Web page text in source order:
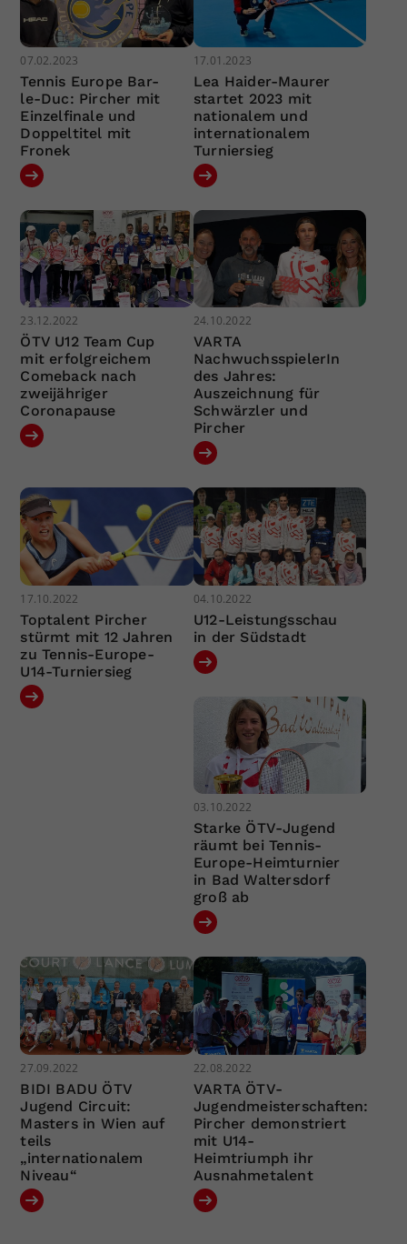
07.02.2023
Tennis Europe Bar-
le-Duc: Pircher mit
Einzelfinale und
Doppeltitel mit
Fronek
17.01.2023
Lea Haider-Maurer
startet 2023 mit
nationalem und
internationalem
Turniersieg
23.12.2022
ÖTV U12 Team Cup
mit erfolgreichem
Comeback nach
zweijähriger
Coronapause
24.10.2022
VARTA
NachwuchsspielerIn
des Jahres:
Auszeichnung für
Schwärzler und
Pircher
17.10.2022
Toptalent Pircher
stürmt mit 12 Jahren
zu Tennis-Europe-
U14-Turniersieg
04.10.2022
U12-Leistungsschau
in der Südstadt
03.10.2022
Starke ÖTV-Jugend
räumt bei Tennis-
Europe-Heimturnier
in Bad Waltersdorf
groß ab
27.09.2022
BIDI BADU ÖTV
Jugend Circuit:
Masters in Wien auf
teils
„internationalem
Niveau“
22.08.2022
VARTA ÖTV-
Jugendmeisterschaften:
Pircher demonstriert
mit U14-
Heimtriumph ihr
Ausnahmetalent